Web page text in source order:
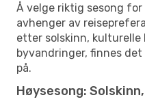
Å velge riktig sesong
avhenger av
etter solskinn, kulturelle
byvandringer, finnes
på.
Høysesong: